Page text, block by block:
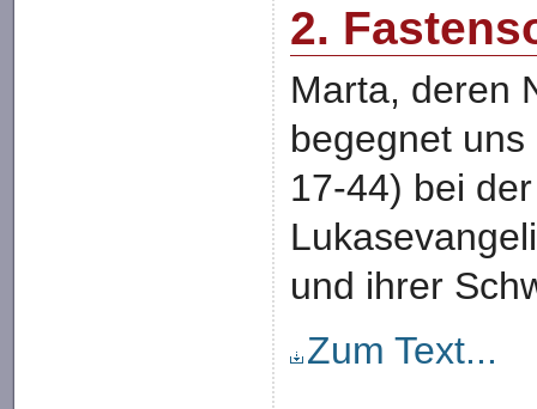
2.
Marta, deren
begegnet
17-44) bei
und ihrer
Zum Text...